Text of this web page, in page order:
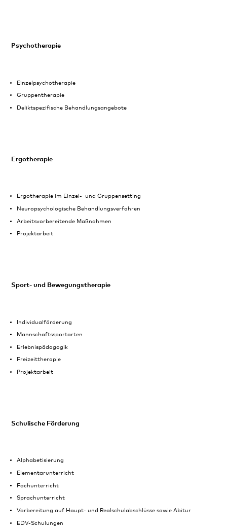
Psychotherapie
Einzelpsychotherapie
Gruppentherapie
Deliktspezifische Behandlungsangebote
Ergotherapie
Ergotherapie im Einzel- und Gruppensetting
Neuropsychologische Behandlungsverfahren
Arbeitsvorbereitende Maßnahmen
Projektarbeit
Sport- und Bewegungstherapie
Individualförderung
Mannschaftssportarten
Erlebnispädagogik
Freizeittherapie
Projektarbeit
Schulische Förderung
Alphabetisierung
Elementarunterricht
Fachunterricht
Sprachunterricht
Vorbereitung auf Haupt- und Realschulabschlüsse sowie Abitur
EDV-Schulungen